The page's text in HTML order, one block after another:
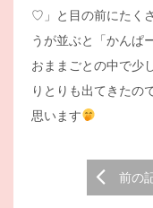
♡」と目の前にたく
うが並ぶと「かんぱ
おままごとの中で少
りとりも出てきたの
思います
navigation
前の